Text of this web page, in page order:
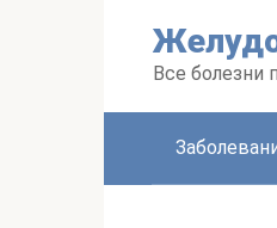
Все болезни